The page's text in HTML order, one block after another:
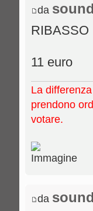
da
RIBASSO
11 euro
La
prendono
votare.
da